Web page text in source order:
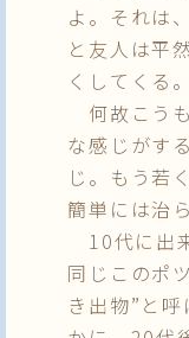
よ。それは
と友人は平
くしてくる。
何故こう
な感じがす
じ。もう若
簡単には治
10代に出
同じこのポ
き出物”と